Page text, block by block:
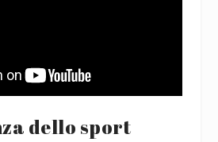
dello sport